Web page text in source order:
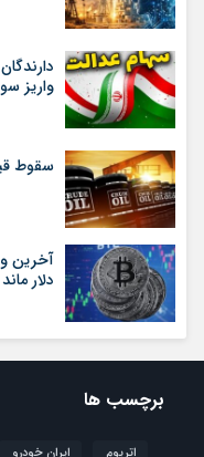
واریز
سقوط
دلار ماند
برچسب ها
اتریوم ایران خودرو